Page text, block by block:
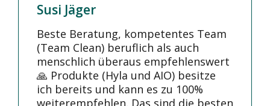
Susi Jäger
Beste Beratung, kompetentes Team
(Team Clean) beruflich als auch
menschlich überaus empfehlenswert
🙏 Produkte (Hyla und AIO) besitze
ich bereits und kann es zu 100%
weiterempfehlen. Das sind die besten